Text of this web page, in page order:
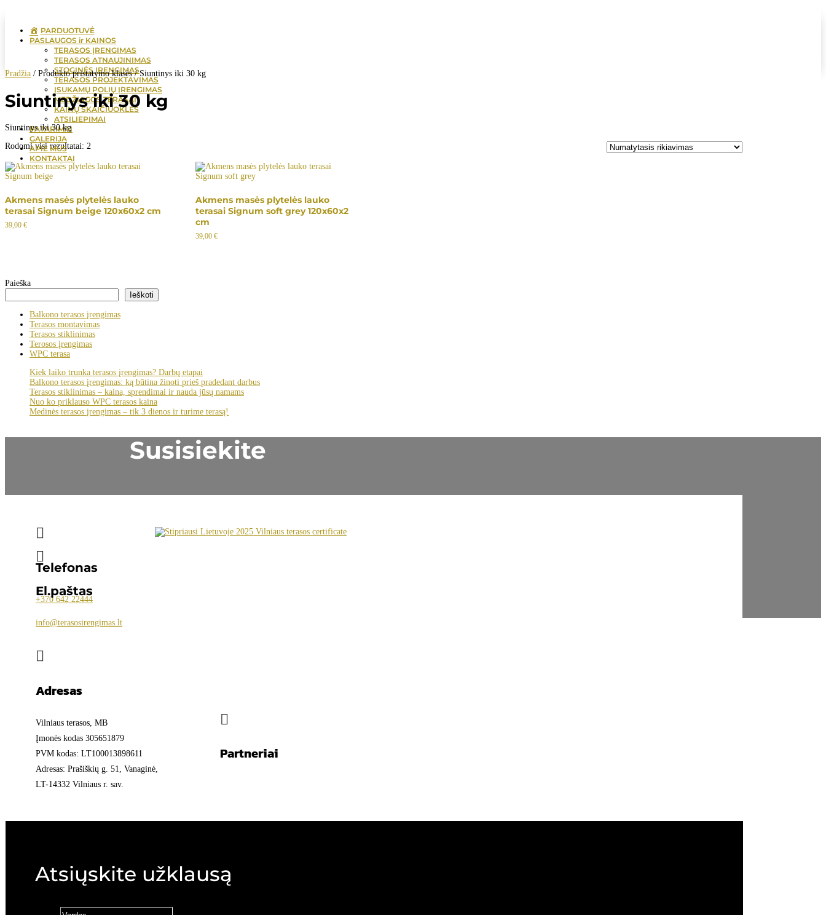
PARDUOTUVĖ
PASLAUGOS ir KAINOS
TERASOS ĮRENGIMAS
TERASOS ATNAUJINIMAS
STOGINĖS ĮRENGIMAS
TERASOS PROJEKTAVIMAS
ĮSUKAMŲ POLIŲ ĮRENGIMAS
MEDŽIAGOS TERASAI
KAINŲ SKAIČIUOKLĖS
ATSILIEPIMAI
PATARIMAI
GALERIJA
APIE MUS
KONTAKTAI
Pradžia / Produkto pristatymo klasės / Siuntinys iki 30 kg
Siuntinys iki 30 kg
Siuntinys iki 30 kg
Rodomi visi rezultatai: 2
Akmens masės plytelės lauko
terasai Signum beige 120x60x2 cm
39,00 €
Akmens masės plytelės lauko
terasai Signum soft grey 120x60x2
cm
39,00€
Paieška
Ieškoti
Balkono terasos įrengimas
Terasos montavimas
Terasos stiklinimas
Terosos įrengimas
WPC terasa
Kiek laiko trunka terasos įrengimas? Darbų etapai
Balkono terasos įrengimas: ką būtina žinoti prieš pradedant darbus
Terasos stiklinimas – kaina, sprendimai ir nauda jūsų namams
Nuo ko priklauso WPC terasos kaina
Medinės terasos įrengimas – tik 3 dienos ir turime terasą!
Susisiekite

Telefonas
+370 642 22444

El.paštas
info@terasosirengimas.lt

Adresas
Vilniaus terasos, MB
Įmonės kodas 305651879
PVM kodas: LT100013898611
Adresas: Prašiškių g. 51, Vanaginė,
LT-14332 Vilniaus r. sav.

Partneriai
Atsiųskite užklausą